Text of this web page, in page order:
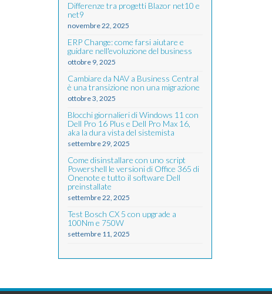
Differenze tra progetti Blazor net10 e
net9
novembre 22, 2025
ERP Change: come farsi aiutare e
guidare nell'evoluzione del business
ottobre 9, 2025
Cambiare da NAV a Business Central
è una transizione non una migrazione
ottobre 3, 2025
Blocchi giornalieri di Windows 11 con
Dell Pro 16 Plus e Dell Pro Max 16,
aka la dura vista del sistemista
settembre 29, 2025
Come disinstallare con uno script
Powershell le versioni di Office 365 di
Onenote e tutto il software Dell
preinstallate
settembre 22, 2025
Test Bosch CX 5 con upgrade a
100Nm e 750W
settembre 11, 2025